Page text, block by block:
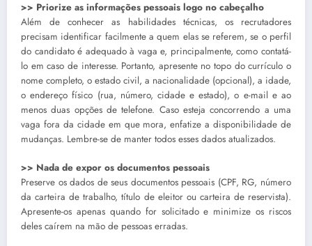
>> Priorize as informações pessoais logo no cabeçalho
Além de conhecer as habilidades técnicas, os recrutadores
precisam identificar facilmente a quem elas se referem, se o perfil
do candidato é adequado à vaga e, principalmente, como contatá-
lo em caso de interesse. Portanto, apresente no topo do currículo o
nome completo, o estado civil, a nacionalidade (opcional), a idade,
o endereço físico (rua, número, cidade e estado), o e-mail e ao
menos duas opções de telefone. Caso esteja concorrendo a uma
vaga fora da cidade em que mora, enfatize a disponibilidade de
mudanças. Lembre-se de manter todos esses dados atualizados.
>> Nada de expor os documentos pessoais
Preserve os dados de seus documentos pessoais (CPF, RG, número
da carteira de trabalho, título de eleitor ou carteira de reservista).
Apresente-os apenas quando for solicitado e minimize os riscos
deles caírem na mão de pessoas erradas.